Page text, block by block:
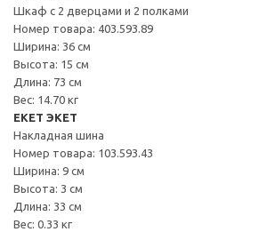
Шкаф с 2 дверцами и 2 полками
Номер товара: 403.593.89
Ширина: 36 см
Высота: 15 см
Длина: 73 см
Вес: 14.70 кг
EKET ЭКЕТ
Накладная шина
Номер товара: 103.593.43
Ширина: 9 см
Высота: 3 см
Длина: 33 см
Вес: 0.33 кг